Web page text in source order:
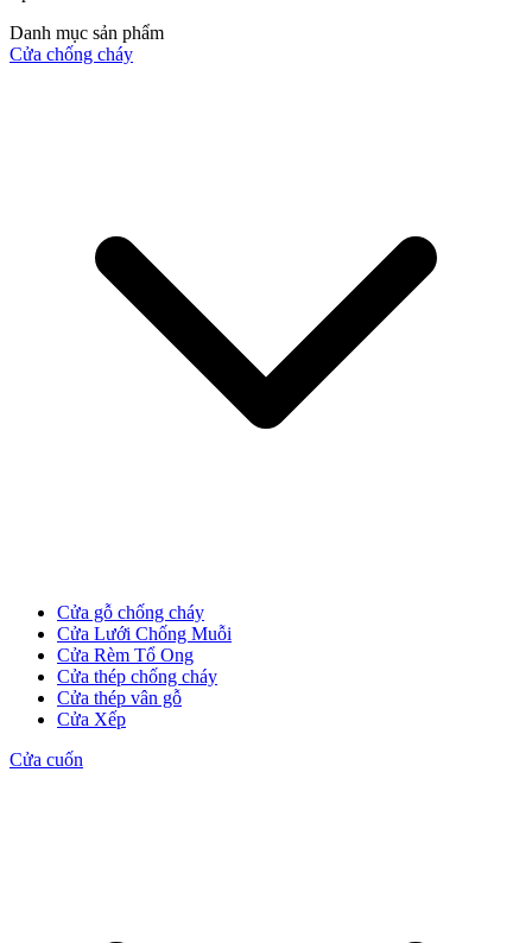
Danh mục sản phẩm
Cửa chống cháy
Cửa gỗ chống cháy
Cửa Lưới Chống Muỗi
Cửa Rèm Tổ Ong
Cửa thép chống cháy
Cửa thép vân gỗ
Cửa Xếp
Cửa cuốn